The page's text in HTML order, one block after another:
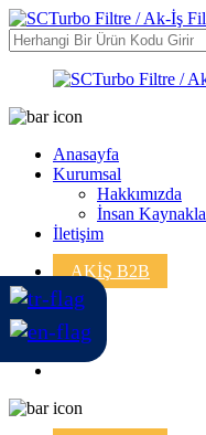
Anasayfa
Kurumsal
Hakkımızda
İnsan
İletişim
AKİŞ B2B